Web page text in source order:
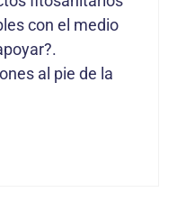
con el medio
al pie de la